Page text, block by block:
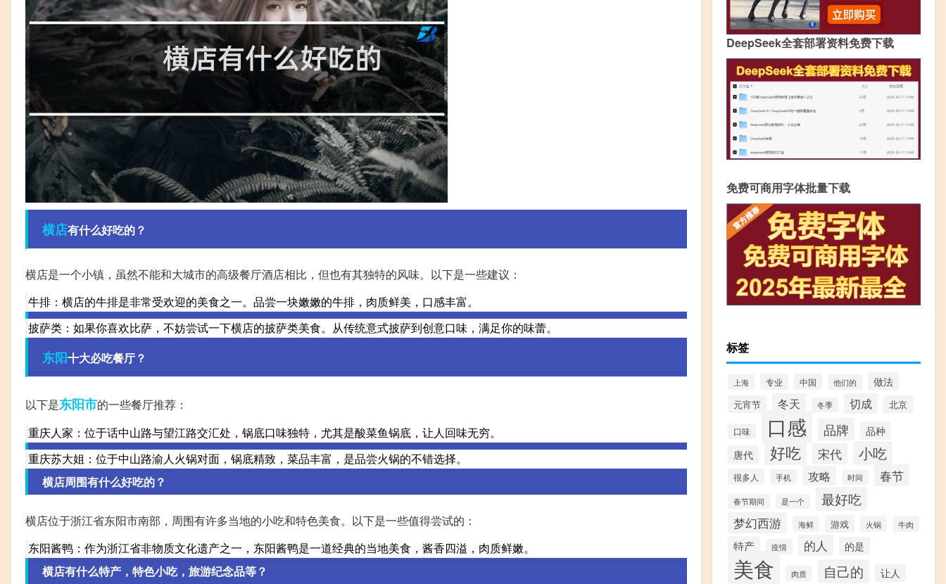
横店有什么好吃的？
横店是一个小镇，虽然不能和大城市的高级餐厅酒店相比，但也有其独特的风味。以下是一些建议：
牛排：横店的牛排是非常受欢迎的美食之一。品尝一块嫩嫩的牛排，肉质鲜美，口感丰富。
披萨类：如果你喜欢比萨，不妨尝试一下横店的披萨类美食。从传统意式披萨到创意口味，满足你的味蕾。
东阳十大必吃餐厅？
以下是东阳市的一些餐厅推荐：
重庆人家：位于话中山路与望江路交汇处，锅底口味独特，尤其是酸菜鱼锅底，让人回味无穷。
重庆苏大姐：位于中山路渝人火锅对面，锅底精致，菜品丰富，是品尝火锅的不错选择。
横店周围有什么好吃的？
横店位于浙江省东阳市南部，周围有许多当地的小吃和特色美食。以下是一些值得尝试的：
东阳酱鸭：作为浙江省非物质文化遗产之一，东阳酱鸭是一道经典的当地美食，酱香四溢，肉质鲜嫩。
横店有什么特产，特色小吃，旅游纪念品等？
DeepSeek全套部署资料免费下载
免费可商用字体批量下载
标签
上海 专业 中国 他们的 做法
元宵节 冬天 冬季 切成 北京
口味 口感 品牌
品种
唐代
好吃 宋代 小吃
很多人 手机 攻略 时间 春节
春节期间 是一个 最好吃
梦幻西游 海鲜 游戏 火锅 牛肉
特产 疫情 的人 的是
美食 肉质 自己的 让人